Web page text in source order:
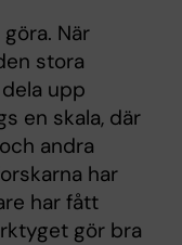
När
stora
upp
en skala, där
andra
har
har fått
gör bra